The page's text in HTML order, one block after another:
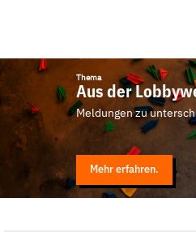
Thema
Aus der
Meldungen zu
Mehr erfahren.